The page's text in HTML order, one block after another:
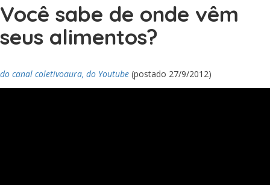
Você sabe de onde vêm
seus alimentos?
do canal coletivoaura, do Youtube (postado 27/9/2012)